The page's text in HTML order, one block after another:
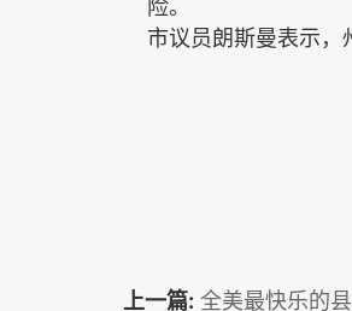
险。
市议员朗斯曼表示，
上一篇: 全美最快乐的